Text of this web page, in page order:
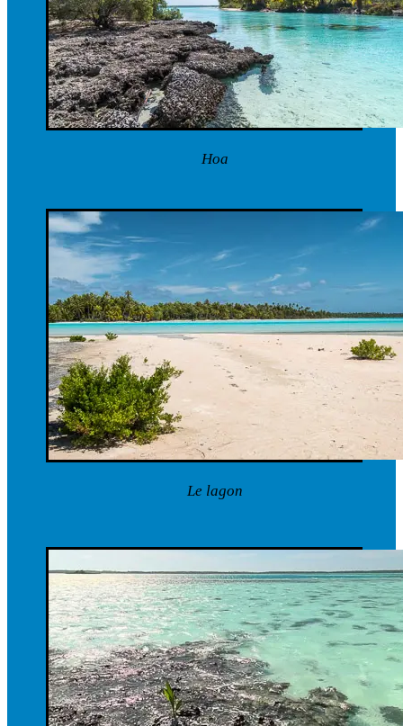
Hoa
Le lagon